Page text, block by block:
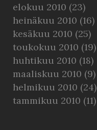
elokuu 2010 (23)
heinäkuu 2010 (16)
kesäkuu 2010 (25)
toukokuu 2010 (19)
huhtikuu 2010 (18)
maaliskuu 2010 (9)
helmikuu 2010 (24)
tammikuu 2010 (11)